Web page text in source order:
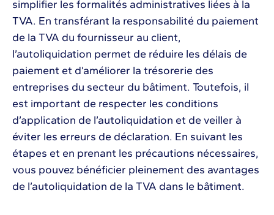
simplifier les formalités administratives liées à la
TVA. En transférant la responsabilité du paiement
de la TVA du fournisseur au client,
l’autoliquidation permet de réduire les délais de
paiement et d’améliorer la trésorerie des
entreprises du secteur du bâtiment. Toutefois, il
est important de respecter les conditions
d’application de l’autoliquidation et de veiller à
éviter les erreurs de déclaration. En suivant les
étapes et en prenant les précautions nécessaires,
vous pouvez bénéficier pleinement des avantages
de l’autoliquidation de la TVA dans le bâtiment.